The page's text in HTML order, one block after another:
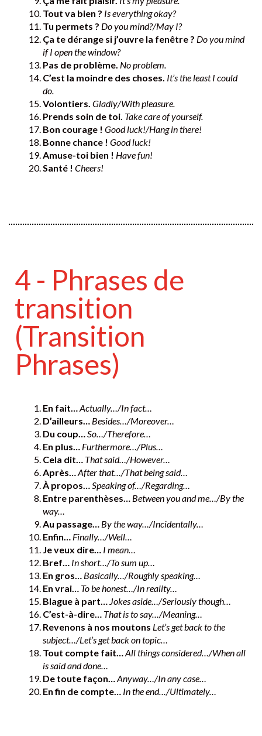
Tout va bien ? Is everything okay?
Tu permets ? Do you mind?/May I?
Ça te dérange si j’ouvre la fenêtre ? Do you mind
if I open the window?
Pas de problème. No problem.
C’est la moindre des choses. It’s the least I could
do.
Volontiers. Gladly/With pleasure.
Prends soin de toi. Take care of yourself.
Bon courage ! Good luck!/Hang in there!
Bonne chance ! Good luck!
Amuse-toi bien ! Have fun!
Santé ! Cheers!
4 - Phrases de
transition
(Transition
Phrases)
En fait…Actually…/In fact…
D’ailleurs… Besides…/Moreover…
Du coup…So…/Therefore…
En plus… Furthermore…/Plus…
Cela dit… That said…/However…
Après…After that…/That being said…
À propos…Speaking of…/Regarding…
Entre parenthèses… Between you and me…/By the
way…
Au passage… By the way…/Incidentally…
Enfin… Finally…/Well…
Je veux dire… I mean…
Bref… In short…/To sum up…
En gros… Basically…/Roughly speaking…
En vrai… To be honest…/In reality…
Blague à part… Jokes aside…/Seriously though…
C’est-à-dire… That is to say…/Meaning…
Revenons à nos moutons Let’s get back to the
subject…/Let’s get back on topic…
Tout compte fait…All things considered…/When all
is said and done…
De toute façon…Anyway…/In any case…
En fin de compte… In the end…/Ultimately…